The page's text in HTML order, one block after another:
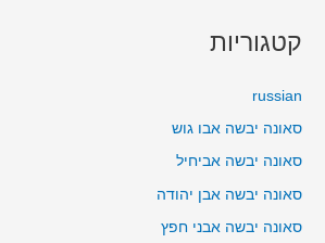
קטגוריות
russian
סאונה יבשה אבו גוש
סאונה יבשה אביחיל
סאונה יבשה אבן יהודה
סאונה יבשה אבני חפץ